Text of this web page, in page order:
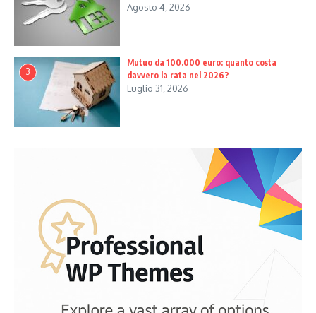
Agosto 4, 2026
3
Mutuo da 100.000 euro: quanto costa
davvero la rata nel 2026?
Luglio 31, 2026